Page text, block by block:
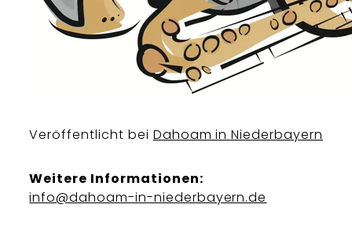
Veröffentlicht bei Dahoam in Niederbayern
Weitere Informationen:
info@dahoam-in-niederbayern.de